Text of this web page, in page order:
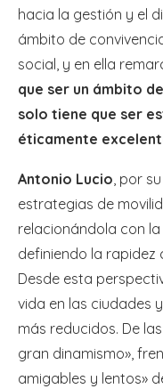
hacia la gestión y el
ámbito de
social, y en ella
que ser un ámbito
solo tiene que ser
éticamente
Antonio Lucio, por
estrategias de
relacionándola con
definiendo la rapidez
Desde esta
vida en las ciudades
más reducidos. De
gran dinamismo»,
amigables y lentos»